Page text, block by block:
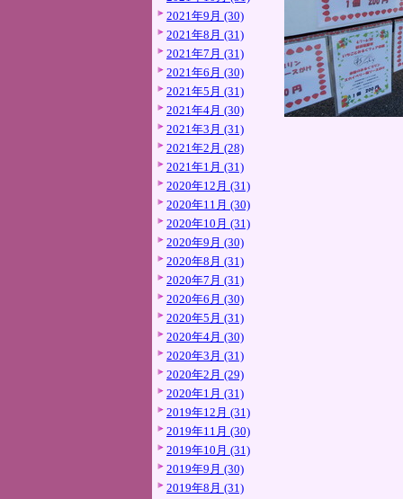
2021年9月 (30)
2021年8月 (31)
2021年7月 (31)
2021年6月 (30)
2021年5月 (31)
2021年4月 (30)
2021年3月 (31)
2021年2月 (28)
2021年1月 (31)
2020年12月 (31)
2020年11月 (30)
2020年10月 (31)
2020年9月 (30)
2020年8月 (31)
2020年7月 (31)
2020年6月 (30)
2020年5月 (31)
2020年4月 (30)
2020年3月 (31)
2020年2月 (29)
2020年1月 (31)
2019年12月 (31)
2019年11月 (30)
2019年10月 (31)
2019年9月 (30)
2019年8月 (31)